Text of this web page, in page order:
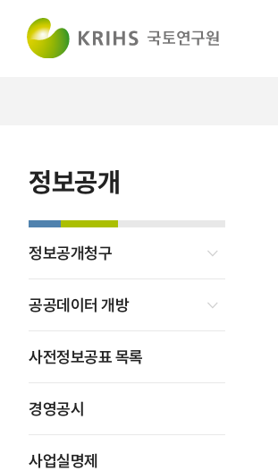
정보공개
정보공개청구
공공데이터 개방
사전정보공표 목록
경영공시
사업실명제